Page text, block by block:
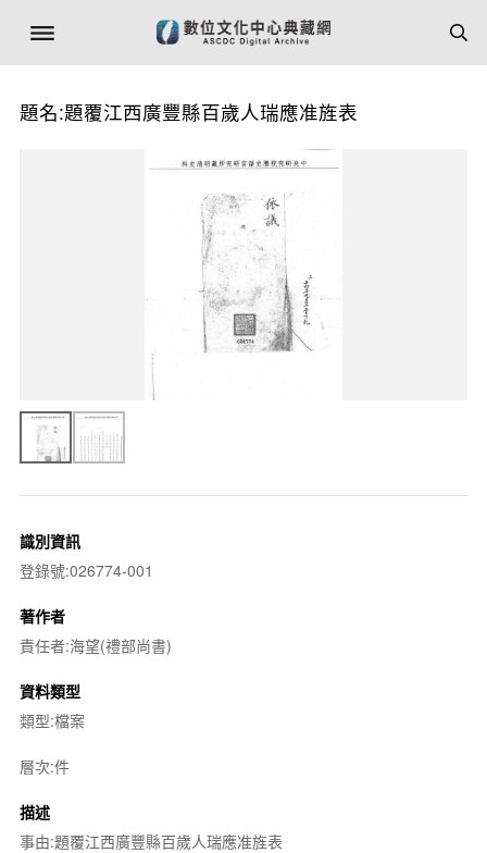
題名:題覆江西廣豐縣百歲人瑞應准旌表
識別資訊
登錄號:026774-001
著作者
責任者:海望(禮部尚書)
資料類型
類型:檔案
層次:件
描述
事由:題覆江西廣豐縣百歲人瑞應准旌表